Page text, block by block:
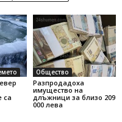
са
Общество
Разпродадоха
имущество на
длъжници за близо 209
000 лева